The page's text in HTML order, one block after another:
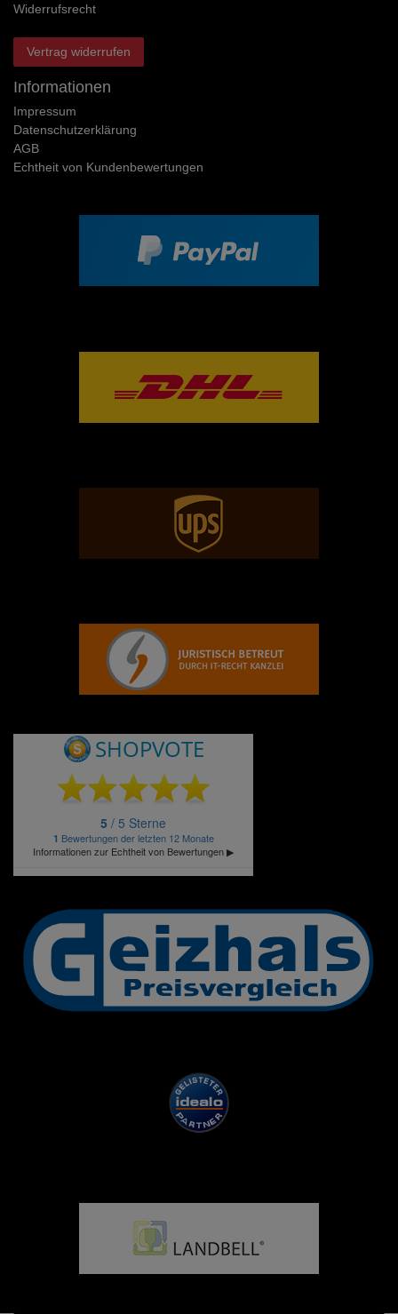
Widerrufs­recht
Vertrag widerrufen
Informationen
Impressum
Daten­schutz­erklärung
AGB
Echtheit von Kundenbewertungen